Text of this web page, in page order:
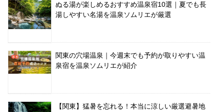
ぬる湯が楽しめるおすすめ温泉宿10選｜夏でも長
湯しやすい名湯を温泉ソムリエが厳選
関東の穴場温泉｜今週末でも予約が取りやすい温
泉宿を温泉ソムリエが紹介
【関東】猛暑を忘れる！本当に涼しい厳選避暑地